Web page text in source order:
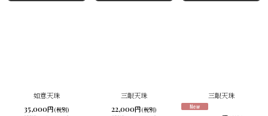
如意天珠
35,000円 (税別)
三眼天珠
22,000円 (税別)
三眼天珠